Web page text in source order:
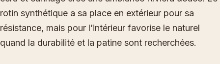
rotin synthétique a sa place en extérieur pour sa
résistance, mais pour l’intérieur favorise le naturel
quand la durabilité et la patine sont recherchées.